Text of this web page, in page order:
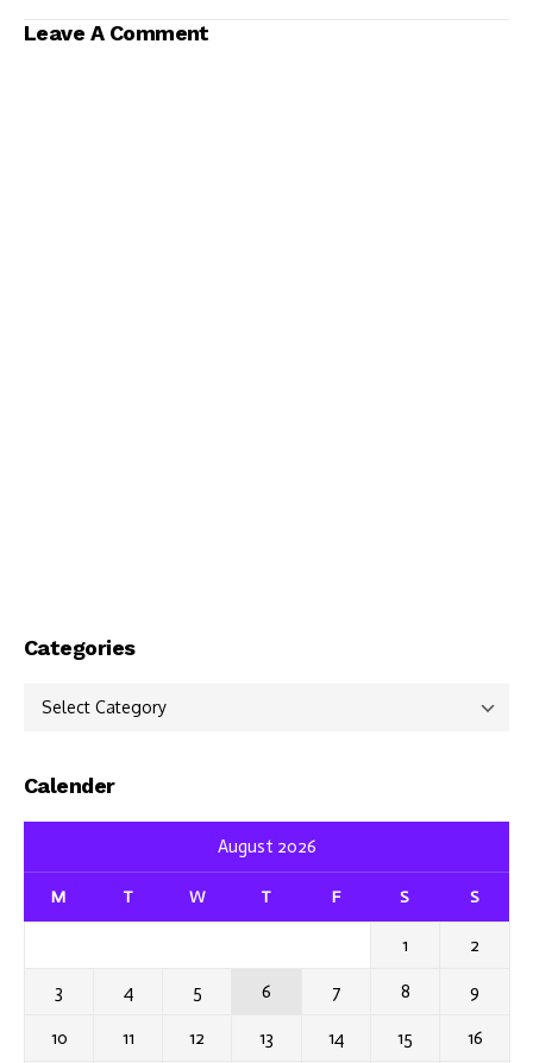
Leave A Comment
Categories
Categories
Calender
August 2026
M T W T F S S
1 2
3 4 5 6 7 8 9
10 11 12 13 14 15 16